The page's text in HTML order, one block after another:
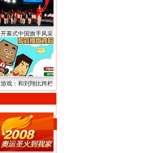
开幕式中国旗手风采
游戏：和刘翔比跨栏